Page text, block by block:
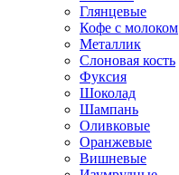
Глянцевые
Кофе с молоком
Металлик
Слоновая кость
Фуксия
Шоколад
Шампань
Оливковые
Оранжевые
Вишневые